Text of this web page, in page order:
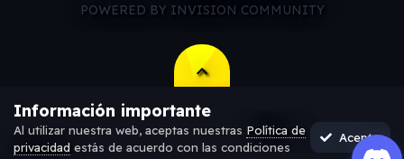
POWERED BY INVISION COMMUNITY
Información importante
Al utilizar nuestra web, aceptas nuestras Política de
privacidad estás de acuerdo con las condiciones
Acepto